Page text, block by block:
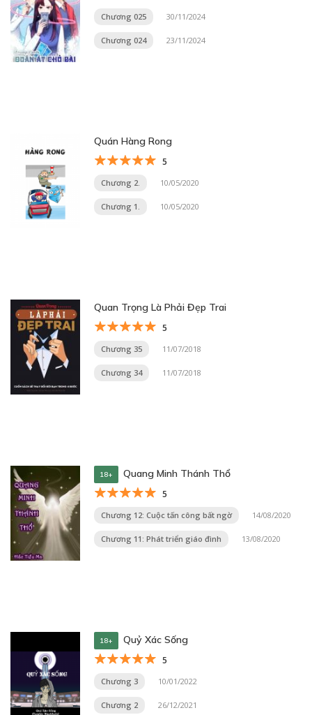
Chương 025 30/11/2024
Chương 024 23/11/2024
Quán Hàng Rong
5
Chương 2. 10/05/2020
Chương 1. 10/05/2020
Quan Trọng Là Phải Đẹp Trai
5
Chương 35 11/07/2018
Chương 34 11/07/2018
18+ Quang Minh Thánh Thổ
5
Chương 12: Cuộc tấn công bất ngờ 14/08/2020
Chương 11: Phát triển giáo đình 13/08/2020
18+ Quỷ Xác Sống
5
Chương 3 10/01/2022
Chương 2 26/12/2021